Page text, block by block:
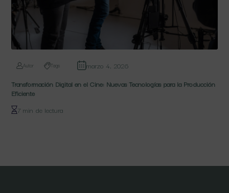
Autor Tags
marzo 4, 2026
Transformación Digital en el Cine: Nuevas Tecnologías para la Producción
Eficiente
7 min de lectura